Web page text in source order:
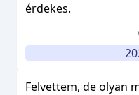
érdekes.
Felvettem, de olyan